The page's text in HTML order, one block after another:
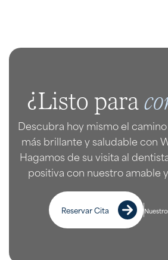
¿Listo para
Descubra hoy mismo el
más brillante y saludable con
Hagamos de su visita al
positiva con nuestro amable
Reservar Cita